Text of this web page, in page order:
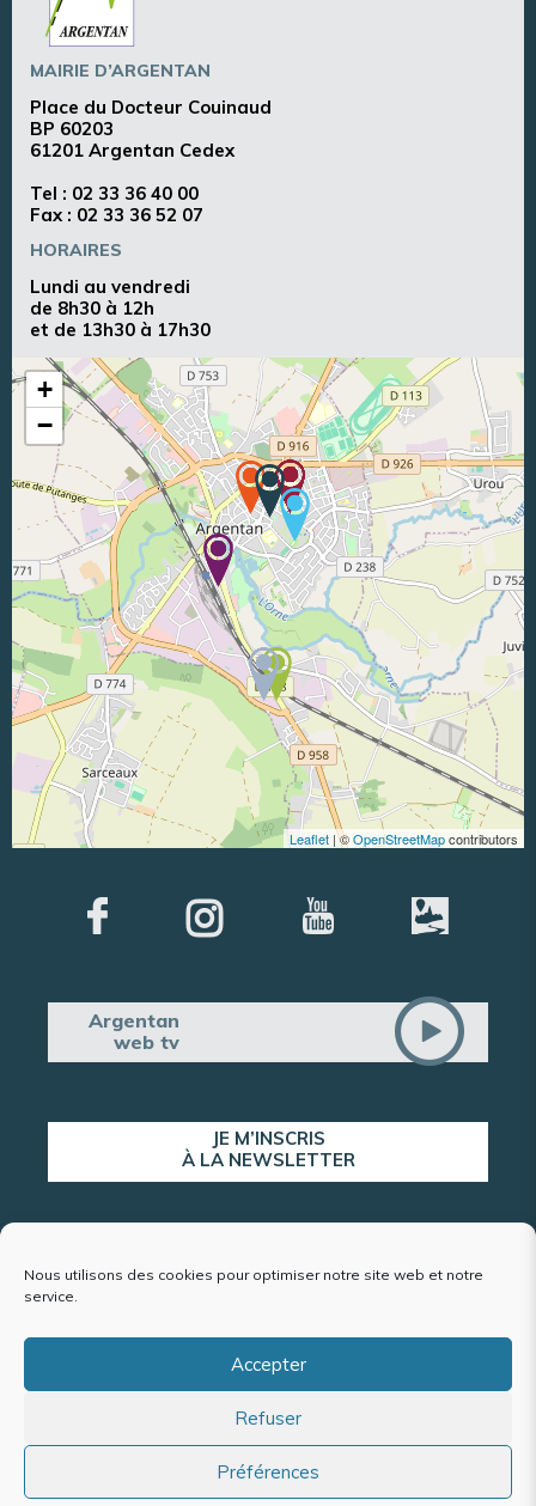
Nous utilisons des cookies pour optimiser notre site web et notre
service.
Accepter
Refuser
Préférences
MAIRIE D’ARGENTAN
Place du Docteur Couinaud
BP 60203
61201 Argentan Cedex
Tel : 02 33 36 40 00
Fax : 02 33 36 52 07
HORAIRES
Lundi au vendredi
de 8h30 à 12h
et de 13h30 à 17h30
+
−
Leaflet | ©OpenStreetMapcontributors
Argentan
web tv
JE M’INSCRIS
À LA NEWSLETTER
ALERTE POPULATION
Mentions légales et politique de confidentialité
Accessibilité : conformité partielle
Politique de cookies (UE)